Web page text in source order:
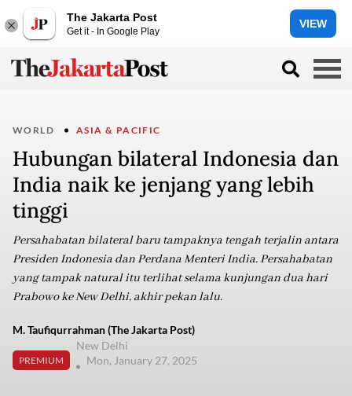
The Jakarta Post
Get it - In Google Play
VIEW
WORLD ASIA & PACIFIC
Hubungan bilateral Indonesia dan
India naik ke jenjang yang lebih
tinggi
Persahabatan bilateral baru tampaknya tengah terjalin antara
Presiden Indonesia dan Perdana Menteri India. Persahabatan
yang tampak natural itu terlihat selama kunjungan dua hari
Prabowo ke New Delhi, akhir pekan lalu.
M. Taufiqurrahman (The Jakarta Post)
PREMIUM
New Delhi
Mon, January 27, 2025